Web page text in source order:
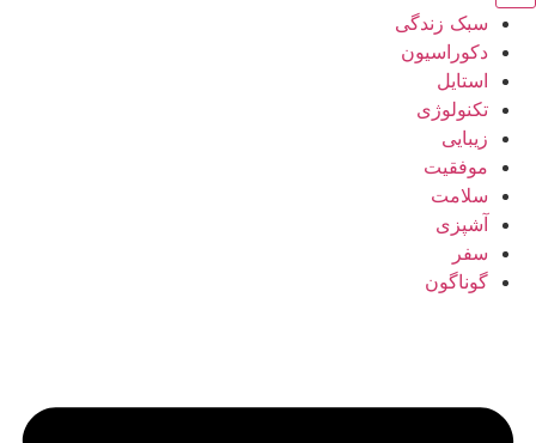
سبک زندگی
دکوراسیون
استایل
تکنولوژی
زیبایی
موفقیت
سلامت
آشپزی
سفر
گوناگون